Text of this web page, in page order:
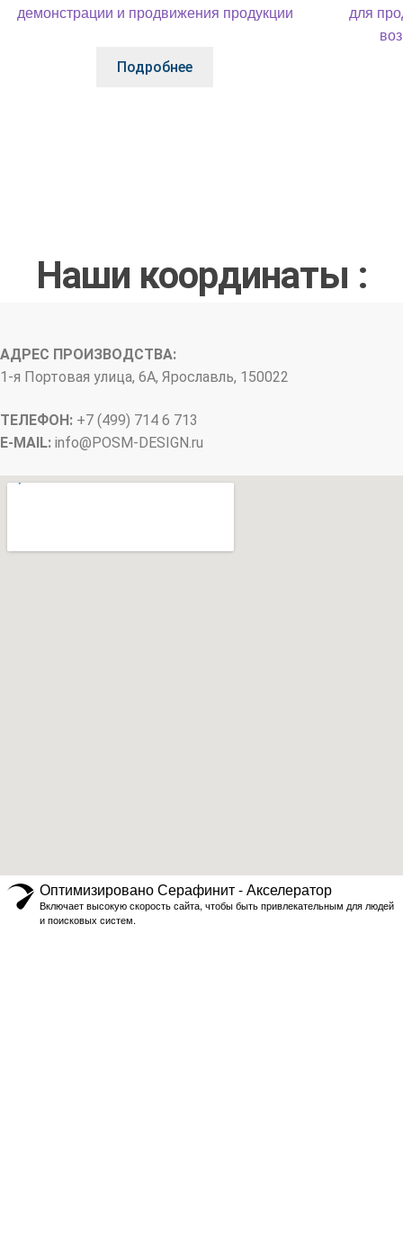
Подробнее
Наши координаты :
АДРЕС ПРОИЗВОДСТВА:
1-я Портовая улица, 6А, Ярославль, 150022
ТЕЛЕФОН: +7 (499) 714 6 713
E-MAIL: info@POSM-DESIGN.ru
Оптимизировано Серафинит - Акселератор
Включает высокую скорость сайта, чтобы быть привлекательным для людей
и поисковых систем.